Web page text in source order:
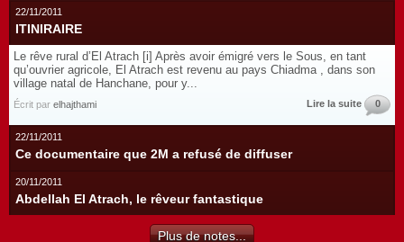
22/11/2011
ITINIRAIRE
Le rêve rural d’El Atrach [i] Après avoir émigré vers le Sous, en tant
qu’ouvrier agricole, El Atrach est revenu au pays Chiadma , dans son
village natal de Hanchane, pour y...
Écrit par elhajthami Lire la suite 0
22/11/2011
Ce documentaire que 2M a refusé de diffuser
20/11/2011
Abdellah El Atrach, le rêveur fantastique
Plus de notes...